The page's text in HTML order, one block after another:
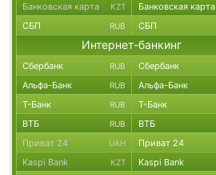
Банковская карта KZT Банковская карта
СБП RUB СБП
Интернет-банкинг
Сбербанк RUB Сбербанк
Альфа-Банк RUB Альфа-Банк
Т-Банк RUB Т-Банк
ВТБ RUB ВТБ
Приват 24 UAH Приват 24
Kaspi Bank KZT Kaspi Bank